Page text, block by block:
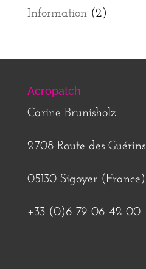
Information(2)
Acropatch
Carine Brunisholz
2708 Route des Guérins
05130 Sigoyer (France)
+33 (0)6 79 06 42 00